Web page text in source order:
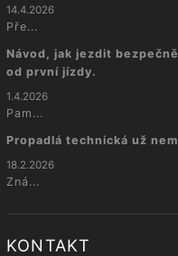
14.4.2026
Pře...
Návod, jak jezdit
od první jízdy.
1.4.2026
Pam...
Propadlá technická už
18.2.2026
Zná...
KONTAKT